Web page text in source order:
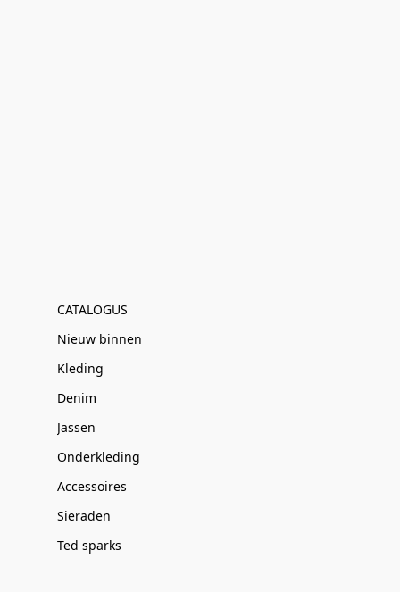
CATALOGUS
Nieuw binnen
Kleding
Denim
Jassen
Onderkleding
Accessoires
Sieraden
Ted sparks